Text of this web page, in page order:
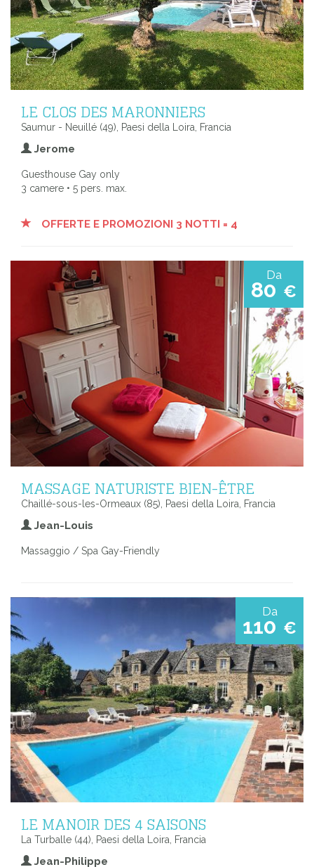
LE CLOS DES MARONNIERS
Saumur - Neuillé (49), Paesi della Loira, Francia
Jerome
Guesthouse Gay only
3 camere • 5 pers. max.
OFFERTE E PROMOZIONI 3 NOTTI = 4
Da
80 €
MASSAGE NATURISTE BIEN-ÊTRE
Chaillé-sous-les-Ormeaux (85), Paesi della Loira, Francia
Jean-Louis
Massaggio / Spa Gay-Friendly
Da
110 €
LE MANOIR DES 4 SAISONS
La Turballe (44), Paesi della Loira, Francia
Jean-Philippe